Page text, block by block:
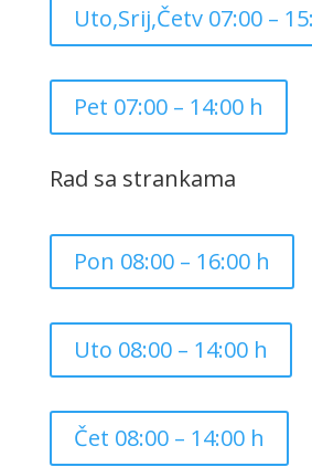
Uto,Srij,Četv 07:00 –
Pet 07:00 – 14:00 h
Rad sa strankama
Pon 08:00 – 16:00 h
Uto 08:00 – 14:00 h
Čet 08:00 – 14:00 h